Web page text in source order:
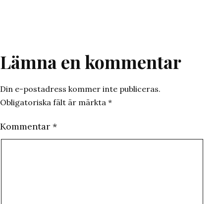
Lämna en kommentar
Din e-postadress kommer inte publiceras.
Obligatoriska fält är märkta *
Kommentar *